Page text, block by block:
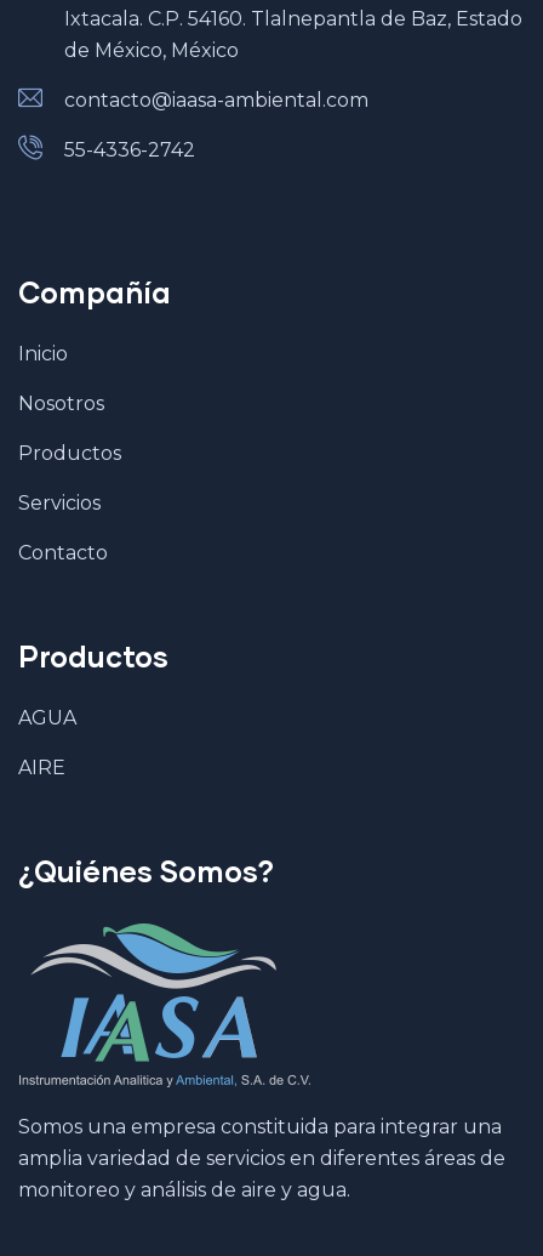
Ixtacala. C.P. 54160. Tlalnepantla de Baz, Estado
de México, México
contacto@iaasa-ambiental.com
55-4336-2742
Compañía
Inicio
Nosotros
Productos
Servicios
Contacto
Productos
AGUA
AIRE
¿Quiénes Somos?
Somos una empresa constituida para integrar una
amplia variedad de servicios en diferentes áreas de
monitoreo y análisis de aire y agua.